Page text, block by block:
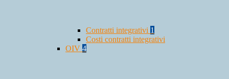
Contratti integrativi 1
Costi contratti integrativi
OIV 4